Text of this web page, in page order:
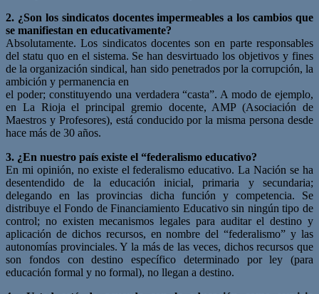
2. ¿Son los sindicatos docentes impermeables a los cambios que
se manifiestan en educativamente?
Absolutamente. Los sindicatos docentes son en parte responsables
del statu quo en el sistema. Se han desvirtuado los objetivos y fines
de la organización sindical, han sido penetrados por la corrupción, la
ambición y permanencia en
el poder; constituyendo una verdadera “casta”. A modo de ejemplo,
en La Rioja el principal gremio docente, AMP (Asociación de
Maestros y Profesores), está conducido por la misma persona desde
hace más de 30 años.
3. ¿En nuestro país existe el “federalismo educativo?
En mi opinión, no existe el federalismo educativo. La Nación se ha
desentendido de la educación inicial, primaria y secundaria;
delegando en las provincias dicha función y competencia. Se
distribuye el Fondo de Financiamiento Educativo sin ningún tipo de
control; no existen mecanismos legales para auditar el destino y
aplicación de dichos recursos, en nombre del “federalismo” y las
autonomías provinciales. Y la más de las veces, dichos recursos que
son fondos con destino específico determinado por ley (para
educación formal y no formal), no llegan a destino.